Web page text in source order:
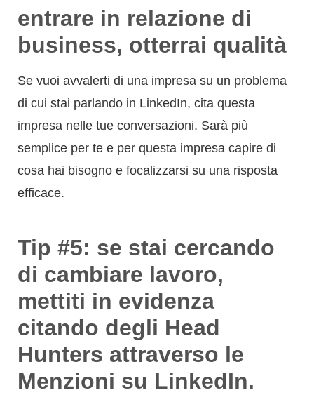
entrare in relazione di
business, otterrai qualità
Se vuoi avvalerti di una impresa su un problema
di cui stai parlando in LinkedIn, cita questa
impresa nelle tue conversazioni. Sarà più
semplice per te e per questa impresa capire di
cosa hai bisogno e focalizzarsi su una risposta
efficace.
Tip #5: se stai cercando
di cambiare lavoro,
mettiti in evidenza
citando degli Head
Hunters attraverso le
Menzioni su LinkedIn.